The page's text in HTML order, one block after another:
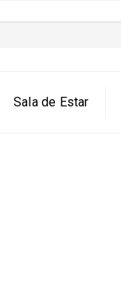
Sala de Estar